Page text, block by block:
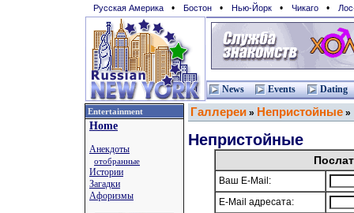
Русская Америка • Бостон • Нью-Йорк • Чикаго •
News Events Dating
Entertainment
Home
Анекдоты
отобранные
Истории
Загадки
Афоризмы
Галлереи » Непристойные »
Непристойные
Ваш E-Mail:
E-Mail адресата: